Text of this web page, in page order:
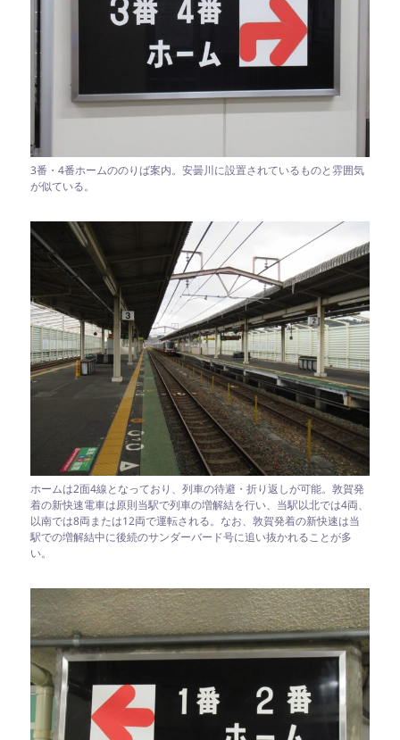
3番・4番ホームののりば案内。安曇川に設置されているものと雰囲気
が似ている。
ホームは2面4線となっており、列車の待避・折り返しが可能。敦賀発
着の新快速電車は原則当駅で列車の増解結を行い、当駅以北では4両、
以南では8両または12両で運転される。なお、敦賀発着の新快速は当
駅での増解結中に後続のサンダーバード号に追い抜かれることが多
い。